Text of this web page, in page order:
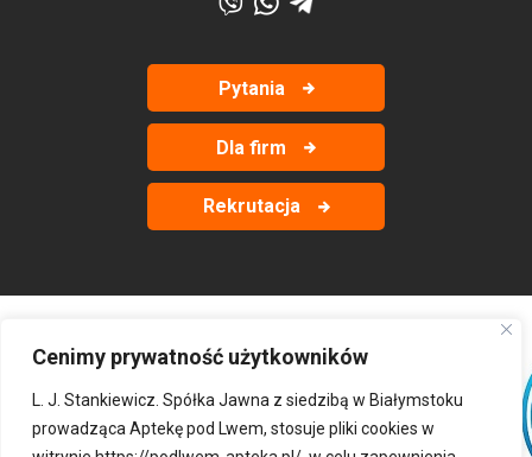
Cenimy prywatność użytkowników
L. J. Stankiewicz. Spółka Jawna z siedzibą w Białymstoku
prowadząca Aptekę pod Lwem, stosuje pliki cookies w
Pytania
Dla firm
Rekrutacja
‹